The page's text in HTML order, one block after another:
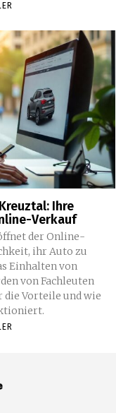
Ihre
Verkauf
der Online-
ihr Auto zu
Einhalten von
von Fachleuten
die Vorteile und wie